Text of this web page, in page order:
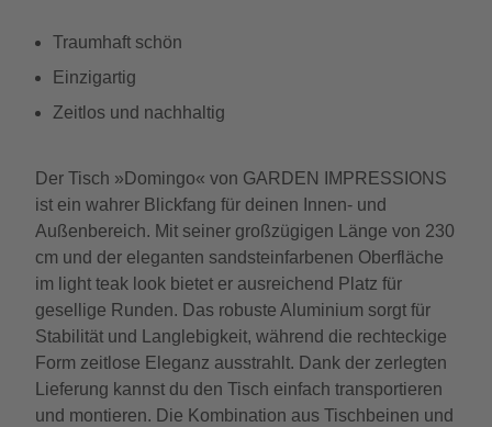
Traumhaft schön
Einzigartig
Zeitlos und nachhaltig
Der Tisch »Domingo« von GARDEN IMPRESSIONS
ist ein wahrer Blickfang für deinen Innen- und
Außenbereich. Mit seiner großzügigen Länge von 230
cm und der eleganten sandsteinfarbenen Oberfläche
im light teak look bietet er ausreichend Platz für
gesellige Runden. Das robuste Aluminium sorgt für
Stabilität und Langlebigkeit, während die rechteckige
Form zeitlose Eleganz ausstrahlt. Dank der zerlegten
Lieferung kannst du den Tisch einfach transportieren
und montieren. Die Kombination aus Tischbeinen und